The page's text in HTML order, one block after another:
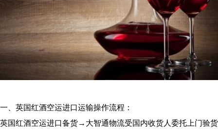
一、英国红酒空运进口运输操作流程：
英国红酒空运进口备货→大智通物流受国内收货人委托上门验货